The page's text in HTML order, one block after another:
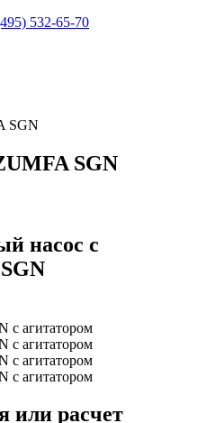
532-65-70
SGN
SGN
насос с
или расчет